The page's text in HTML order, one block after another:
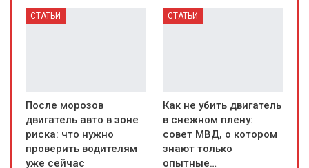
СТАТЬИ
После морозов
двигатель авто в зоне
риска: что нужно
проверить водителям
уже сейчас
СТАТЬИ
Как не убить двигатель
в снежном плену:
совет МВД, о котором
знают только
опытные…